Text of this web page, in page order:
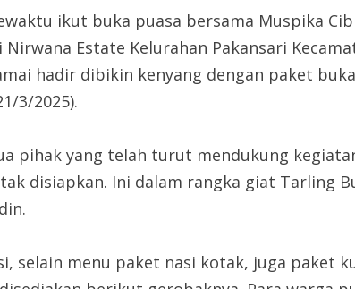
ikut buka puasa bersama Muspika
Estate Kelurahan Pakansari
hadir dibikin kenyang dengan paket
3/2025).
pihak yang telah turut mendukung
disiapkan. Ini dalam rangka giat Tarling
selain menu paket nasi kotak, juga paket